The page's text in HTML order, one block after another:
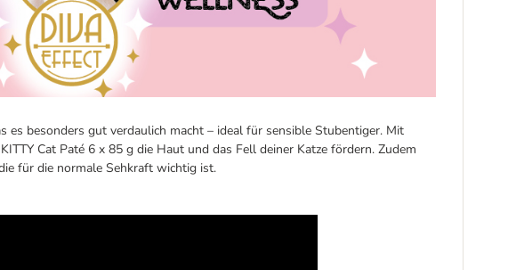
es besonders gut verdaulich macht – ideal für sensible Stubentiger. Mit
Cat Paté 6 x 85 g die Haut und das Fell deiner Katze fördern. Zudem
für die normale Sehkraft wichtig ist.